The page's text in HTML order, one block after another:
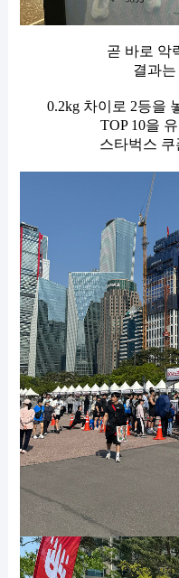
곧 바로 악
결과
0.2kg 차이로 2등을
TOP 10을
스타벅스